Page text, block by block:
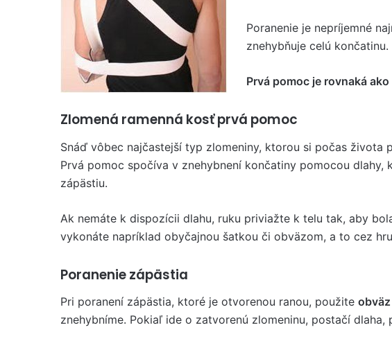
Poranenie je nepríjemné
znehybňuje celú končatinu.
Prvá pomoc je rovnaká
Zlomená ramenná kosť prvá pomoc
Snáď vôbec najčastejší typ zlomeniny, ktorou si počas života
Prvá pomoc spočíva v znehybnení končatiny pomocou dlahy,
zápästiu.
Ak nemáte k dispozícii dlahu, ruku priviažte k telu tak, aby
vykonáte napríklad obyčajnou šatkou či obväzom, a to cez
Poranenie zápästia
Pri poranení zápästia, ktoré je otvorenou ranou, použite
znehybníme. Pokiaľ ide o zatvorenú zlomeninu, postačí dlaha,